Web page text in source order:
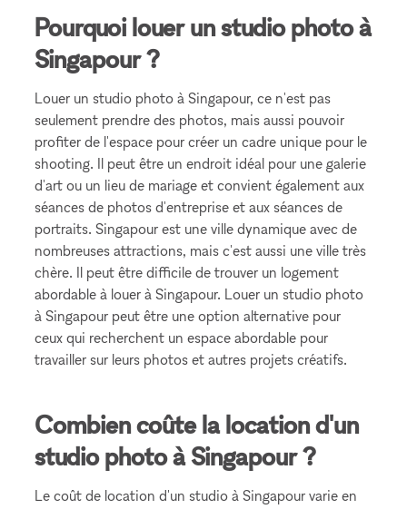
Pourquoi louer un studio photo à
Singapour ?
Louer un studio photo à Singapour, ce n'est pas
seulement prendre des photos, mais aussi pouvoir
profiter de l'espace pour créer un cadre unique pour le
shooting. Il peut être un endroit idéal pour une galerie
d'art ou un lieu de mariage et convient également aux
séances de photos d'entreprise et aux séances de
portraits. Singapour est une ville dynamique avec de
nombreuses attractions, mais c'est aussi une ville très
chère. Il peut être difficile de trouver un logement
abordable à louer à Singapour. Louer un studio photo
à Singapour peut être une option alternative pour
ceux qui recherchent un espace abordable pour
travailler sur leurs photos et autres projets créatifs.
Combien coûte la location d'un
studio photo à Singapour ?
Le coût de location d'un studio à Singapour varie en